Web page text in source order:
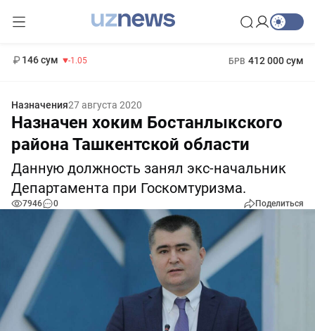
146 сум -1.05 БРВ 412 000 сум
Назначения27 августа 2020
Назначен хоким Бостанлыкского
района Ташкентской области
Данную должность занял экс-начальник
Департамента при Госкомтуризма.
7946 0 Поделиться